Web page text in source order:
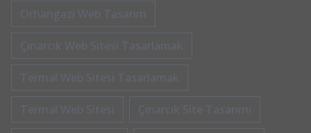
Orhangazi Web Tasarım
Çınarcık Web Sitesi Tasarlamak
Termal Web Sitesi Tasarlamak
Termal Web Sitesi Çınarcık Site Tasarımı